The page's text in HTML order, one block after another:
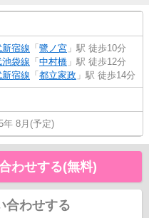
宿線 「 鷺ノ宮 」駅 徒歩10分
袋線 「 中村橋 」駅 徒歩12分
宿線 「 都立家政 」駅 徒歩14分
年 8月(予定)
わせする(無料)
合わせする